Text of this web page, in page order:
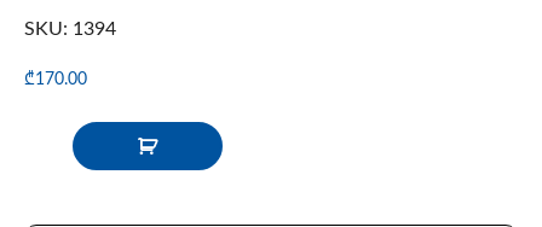
SKU: 1394
₾170.00